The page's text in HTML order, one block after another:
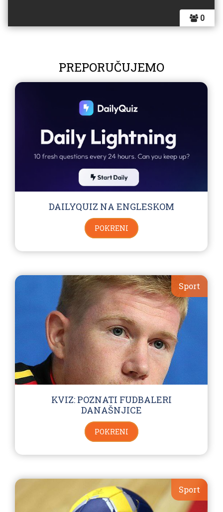
0
PREPORUČUJEMO
DAILYQUIZ NA ENGLESKOM
POKRENI
Sport
KVIZ: POZNATI FUDBALERI
DANAŠNJICE
POKRENI
Sport